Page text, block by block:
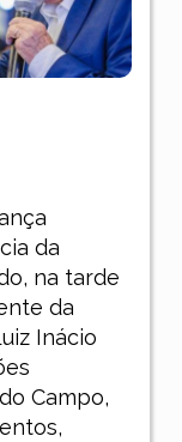
da
na tarde
da
Inácio
Campo,